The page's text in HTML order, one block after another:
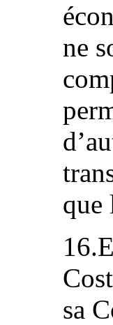
ne
que
sa